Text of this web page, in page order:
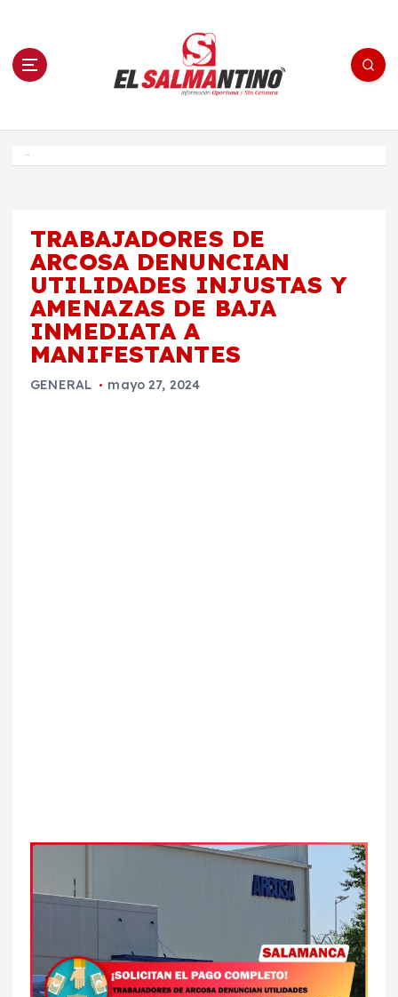
n El Salmantino - medios/noticias/editorial
TRABAJADORES DE
ARCOSA DENUNCIAN
UTILIDADES INJUSTAS Y
AMENAZAS DE BAJA
INMEDIATA A
MANIFESTANTES
GENERAL mayo 27, 2024